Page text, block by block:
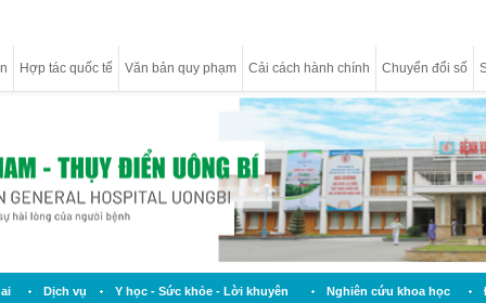
Hợp tác quốc tế Văn bản quy phạm Cải cách hành chính Chuyển đổi số
Dịch vụ Y học - Sức khỏe - Lời khuyên Nghiên cứu khoa học